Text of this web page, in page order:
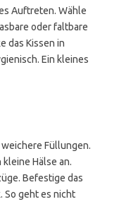
Auftreten. Wähle
oder faltbare
das Kissen in
Ein kleines
Füllungen.
Hälse an.
Befestige das
So geht es nicht